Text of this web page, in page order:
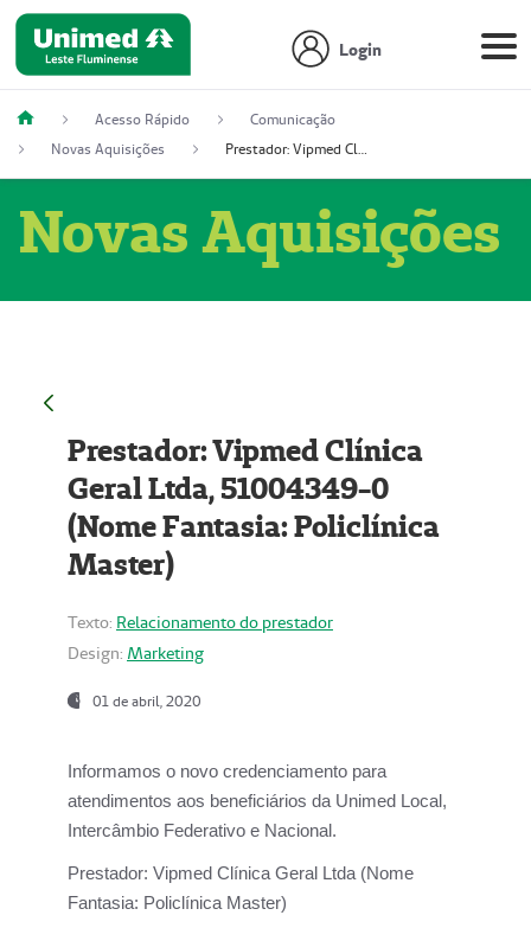
Login
Acesso Rápido
Comunicação
Novas Aquisições
Prestador: Vipmed Clínica Geral Ltda, 51004349-0 (Nome Fantasia: Policlínica Master)
Novas Aquisições
Prestador: Vipmed Clínica
Geral Ltda, 51004349-0
(Nome Fantasia: Policlínica
Master)
Texto: Relacionamento do prestador
Design: Marketing
01 de abril, 2020
Informamos o novo credenciamento para
atendimentos aos beneficiários da Unimed Local,
Intercâmbio Federativo e Nacional.
Prestador: Vipmed Clínica Geral Ltda (Nome
Fantasia: Policlínica Master)